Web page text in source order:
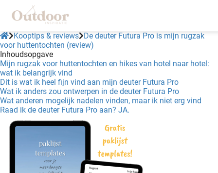
Kooptips & reviews De deuter Futura Pro is mijn rugzak
voor huttentochten (review)
Inhoudsopgave
Mijn rugzak voor huttentochten en hikes van hotel naar hotel:
wat ik belangrijk vind
Dit is wat ik heel fijn vind aan mijn deuter Futura Pro
Wat ik anders zou ontwerpen in de deuter Futura Pro
Wat anderen mogelijk nadelen vinden, maar ik niet erg vind
Raad ik de deuter Futura Pro aan? JA.